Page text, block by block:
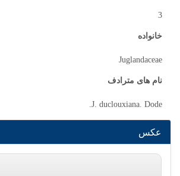
3
خانواده
Juglandaceae
نام های مترادف
J. duclouxiana. Dode.
عکس